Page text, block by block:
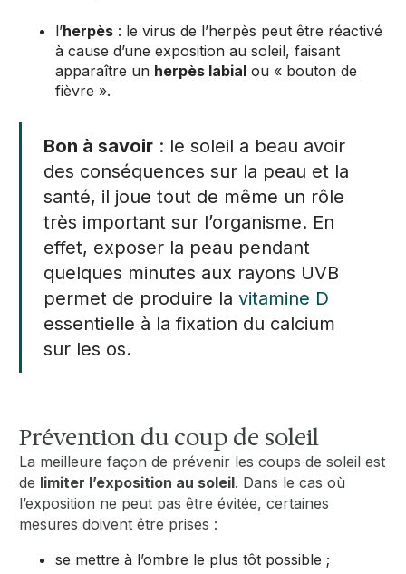
l’herpès : le virus de l’herpès peut être réactivé
à cause d’une exposition au soleil, faisant
apparaître un herpès labial ou « bouton de
fièvre ».
Bon à savoir : le soleil a beau avoir
des conséquences sur la peau et la
santé, il joue tout de même un rôle
très important sur l’organisme. En
effet, exposer la peau pendant
quelques minutes aux rayons UVB
permet de produire lavitamine D
essentielle à la fixation du calcium
sur les os.
Prévention du coup de soleil
La meilleure façon de prévenir les coups de soleil est
de limiter l’exposition au soleil. Dans le cas où
l’exposition ne peut pas être évitée, certaines
mesures doivent être prises :
se mettre à l’ombre le plus tôt possible ;